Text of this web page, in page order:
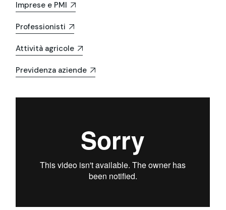
Imprese e PMI
Professionisti
Attività agricole
Previdenza aziende